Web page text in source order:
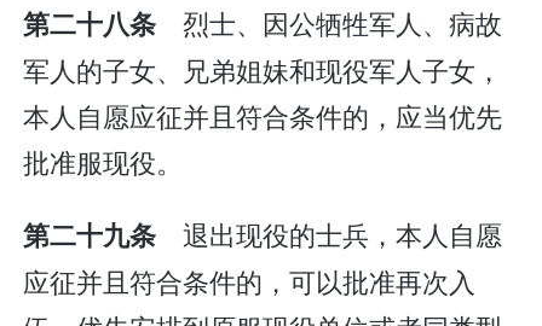
第二十八条 烈士、因公牺牲军人、病故
军人的子女、兄弟姐妹和现役军人子女，
本人自愿应征并且符合条件的，应当优先
批准服现役。
第二十九条 退出现役的士兵，本人自愿
应征并且符合条件的，可以批准再次入